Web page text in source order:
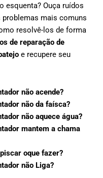
esquenta? Ouça ruídos
mais comuns
resolvê-los de forma
de reparação de
e recupere seu
não acende?
não da faísca?
não aquece água?
mantem a chama
oque fazer?
não Liga?